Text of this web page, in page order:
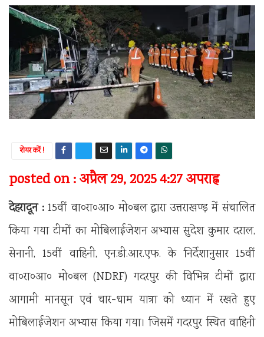
शेयर करें !
posted on : अप्रैल 29, 2025 4:27 अपराह्न
देहरादून :15वीं वा०रा०आ० मो०बल द्वारा उत्तराखण्ड़ में संचालित
किया गया टीमों का मोबिलाईजेशन अभ्यास सुदेश कुमार दराल,
सेनानी, 15वीं वाहिनी, एन.डी.आर.एफ. के निर्देशानुसार 15वीं
वा०रा०आ० मो०बल (NDRF) गदरपुर की विभिन्न टीमों द्वारा
आगामी मानसून एवं चार-धाम यात्रा को ध्यान में रखते हुए
मोबिलाईजेशन अभ्यास किया गया। जिसमें गदरपुर स्थित वाहिनी